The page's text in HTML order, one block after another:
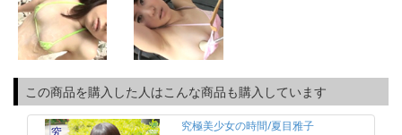
この商品を購入した人はこんな商品も購入しています
究極美少女の時間/夏目雅子